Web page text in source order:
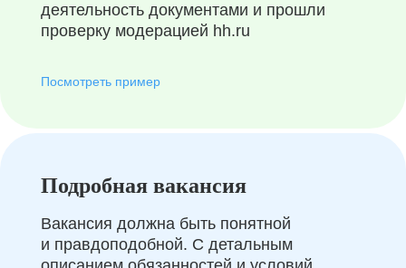
деятельность документами и прошли
проверку модерацией hh.ru
Посмотреть пример
Подробная вакансия
Вакансия должна быть понятной
и правдоподобной. С детальным